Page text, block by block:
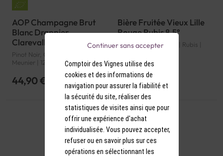
AOP Champagne Brut
Blanc Drappier
Clarevallis Bio
Pinot Noir, Chardonnay, Pinot
Meunier | 12° d'alcool | France |
Bio | Blanc | Champagne |
Champagne | AOP
44,90 €
Bière Fruitée Vieux Lille
Rouge Rubis 8.5°
8.5° d'alcool | France | Rubis |
3,20 €
Comptoir des Vignes utilise des
cookies et des informations de
navigation pour assurer la fiabilité et
la sécurité du site, réaliser des
statistiques de visites ainsi que pour
offrir une expérience d'achat
individualisée. Vous pouvez accepter,
refuser ou en savoir plus sur ces
opérations en sélectionnant les
Continuer sans accepter